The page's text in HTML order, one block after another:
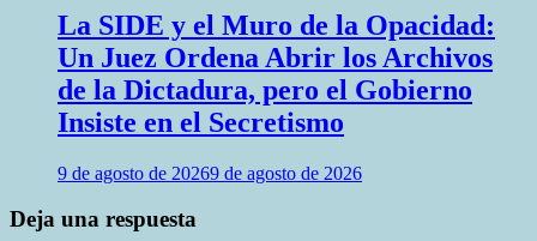
La SIDE y el Muro de la Opacidad:
Un Juez Ordena Abrir los Archivos
de la Dictadura, pero el Gobierno
Insiste en el Secretismo
9 de agosto de 20269 de agosto de 2026
Deja una respuesta